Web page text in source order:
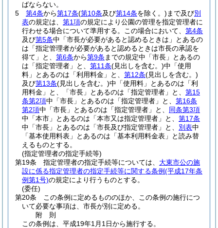
ばならない。
5
第4条から第17条(第10条及び第14条を除く。) まで及び別
表の規定は、 第1項の規定により公園の管理を指定管理者に
行わせる場合について準用する。
この場合において、 第4条
及び第5条中「市長が必要があると認めるときは」とあるの
は「指定管理者が必要があると認めるときは市長の承認を
得て」と、 第6条から第9条 までの規定中「市長」とあるの
は「指定管理者」と、 第11条(見出しを含む。)中「使用
料」とあるのは「利用料金」と、 第12条(見出しを含む。)
及び第13条(見出しを含む。)中「使用料」とあるのは「利
用料金」と、「市長」とあるのは「指定管理者」と、 第15
条第2項中「市長」とあるのは「指定管理者」と、 第16条
第2項中「市長」とあるのは「指定管理者」と、 同条第3項
中「本市」とあるのは「本市又は指定管理者」と、 第17条
中「市長」とあるのは「市長及び指定管理者」と、 別表中
「基本使用料表」とあるのは「基本利用料金表」と読み替
えるものとする。
(指定管理者の指定手続等)
第19条
指定管理者の指定手続等については、 大東市公の施
設に係る指定管理者の指定手続等に関する条例(平成17年条
例第1号)の規定により行うものとする。
(委任)
第20条
この条例に定めるもののほか、この条例の施行につ
いて必要な事項は、市長が別に定める。
附 則
この条例は、平成19年1月1日から施行する。